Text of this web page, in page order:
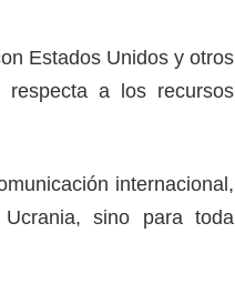
Estados Unidos y otros
a los recursos
internacional,
sino para toda